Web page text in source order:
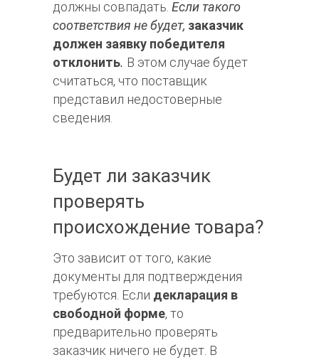
должны совпадать. Если такого
соответствия не будет, заказчик
должен заявку победителя
отклонить. В этом случае будет
считаться, что поставщик
представил недостоверные
сведения.
Будет ли заказчик
проверять
происхождение товара?
Это зависит от того, какие
документы для подтверждения
требуются. Если декларация в
свободной форме, то
предварительно проверять
заказчик ничего не будет. В